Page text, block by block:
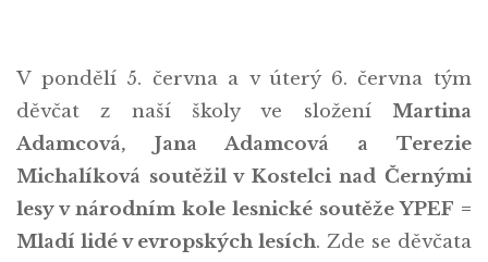
V pondělí 5. června a v úterý 6. června tým
děvčat z naší školy ve složení Martina
Adamcová, Jana Adamcová a Terezie
Michalíková soutěžil v Kostelci nad Černými
lesy v národním kole lesnické soutěže YPEF =
Mladí lidé v evropských lesích. Zde se děvčata